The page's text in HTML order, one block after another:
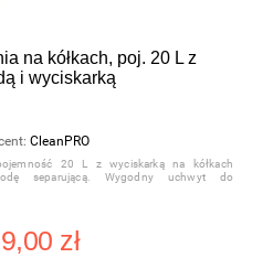
na kółkach, poj. 20 L z
i wyciskarką
CleanPRO
20 L z wyciskarką na kółkach
separującą. Wygodny uchwyt do
zł